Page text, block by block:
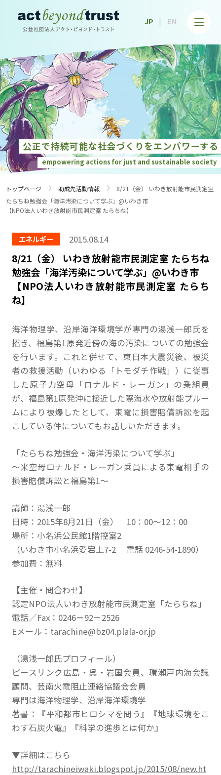
公益社団法人アクト・ビヨンド・トラスト
JP EN
公正で持続可能な社会づくりをエンパワーする
empowering actions for just and sustainable society
トップページ › 助成先活動情報 ›
8/21（金） いわき放射能市民測定室
たらちね勉強会「海洋汚染について学ぶ」@いわき市
【NPO法人いわき放射能市民測定室 たらちね】
エネルギー 2015.08.14
8/21（金） いわき放射能市民測定室 たらちね
勉強会「海洋汚染について学ぶ」@いわき市
【NPO法人いわき放射能市民測定室 たらち
ね】
海洋物理学、沿岸海洋環境学が専門の湯浅一郎氏を
招き、福島第1原発近傍の海の汚染についての勉強会
を行います。これと併せて、東日本大震災後、被災
者の救援活動（いわゆる「トモダチ作戦」）に従事
した原子力空母「ロナルド・レーガン」の乗組員
が、福島第1原発沖に接近した際海水や放射能プルー
ムにより被爆したとして、東電に損害賠償訴訟を起
こしている件についてもお話しいただきます。
「たらちね勉強会・海洋汚染について学ぶ」
～米空母ロナルド・レーガン乗員による東電相手の
損害賠償訴訟と福島第1～
講師：湯浅一郎
日時：2015年8月21日（金） 10：00～12：00
場所：小名浜公民館1階控室2
（いわき市小名浜愛宕上7-2 電話 0246-54-1890）
参加費：無料
【主催・問合わせ】
認定NPO法人いわき放射能市民測定室「たらちね」
電話／Fax：0246ー92－2526
Eメール：tarachine@bz04.plala-or.jp
（湯浅一郎氏プロフィール）
ピースリンク広島・呉・岩国会員、環瀬戸内海会議
顧問、芸南火電阻止連絡協議会会員
専門は海洋物理学、沿岸海洋環境学
著書：『平和都市ヒロシマを問う』『地球環境をこ
わす石炭火電』『科学の進歩とは何か』
▼詳細はこちら
http://tarachineiwaki.blogspot.jp/2015/08/new.ht